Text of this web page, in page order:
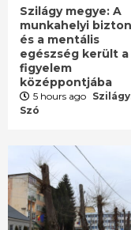
Szilágy megye: A
munkahelyi
és a mentális
egészség került a
figyelem
középpontjába
5 hours ago
Szó